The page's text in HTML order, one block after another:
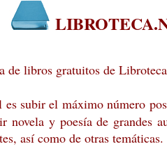
de libros gratuitos de
subir el máximo número
y poesía de grandes
así como de otras temáticas.